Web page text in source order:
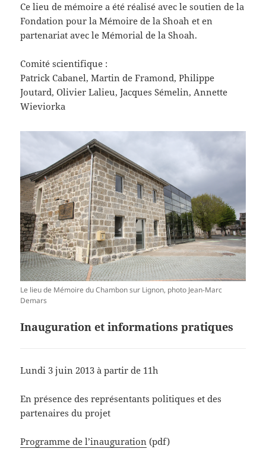
Ce lieu de mémoire a été réalisé avec le soutien de la
Fondation pour la Mémoire de la Shoah et en
partenariat avec le Mémorial de la Shoah.
Comité scientifique :
Patrick Cabanel, Martin de Framond, Philippe
Joutard, Olivier Lalieu, Jacques Sémelin, Annette
Wieviorka
Le lieu de Mémoire du Chambon sur Lignon, photo Jean-Marc
Demars
Inauguration et informations pratiques
Lundi 3 juin 2013 à partir de 11h
En présence des représentants politiques et des
partenaires du projet
Programme de l’inauguration (pdf)